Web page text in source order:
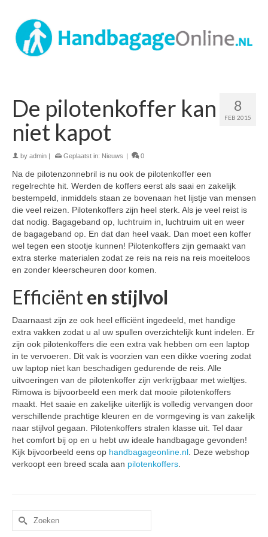
8
FEB 2015
De pilotenkoffer kan
niet kapot
by admin | Geplaatst in: Nieuws | 0
Na de pilotenzonnebril is nu ook de pilotenkoffer een
regelrechte hit. Werden de koffers eerst als saai en zakelijk
bestempeld, inmiddels staan ze bovenaan het lijstje van mensen
die veel reizen. Pilotenkoffers zijn heel sterk. Als je veel reist is
dat nodig. Bagageband op, luchtruim in, luchtruim uit en weer
de bagageband op. En dat dan heel vaak. Dan moet een koffer
wel tegen een stootje kunnen! Pilotenkoffers zijn gemaakt van
extra sterke materialen zodat ze reis na reis na reis moeiteloos
en zonder kleerscheuren door komen.
Efficiënten stijlvol
Daarnaast zijn ze ook heel efficiënt ingedeeld, met handige
extra vakken zodat u al uw spullen overzichtelijk kunt indelen. Er
zijn ook pilotenkoffers die een extra vak hebben om een laptop
in te vervoeren. Dit vak is voorzien van een dikke voering zodat
uw laptop niet kan beschadigen gedurende de reis. Alle
uitvoeringen van de pilotenkoffer zijn verkrijgbaar met wieltjes.
Rimowa is bijvoorbeeld een merk dat mooie pilotenkoffers
maakt. Het saaie en zakelijke uiterlijk is volledig vervangen door
verschillende prachtige kleuren en de vormgeving is van zakelijk
naar stijlvol gegaan. Pilotenkoffers stralen klasse uit. Tel daar
het comfort bij op en u hebt uw ideale handbagage gevonden!
Kijk bijvoorbeeld eens op handbagageonline.nl . Deze webshop
verkoopt een breed scala aan pilotenkoffers
Zoek
naar: